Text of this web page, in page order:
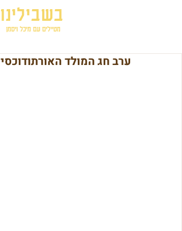
בשבילינו
מטיילים עם מיכל ויסמן
ערב חג המולד האורתודוכסי 6-1-26